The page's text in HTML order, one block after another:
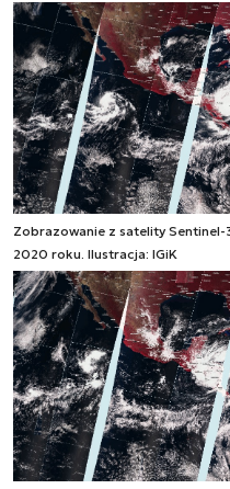
Zobrazowanie z satelity
2020 roku. Ilustracja: IGiK